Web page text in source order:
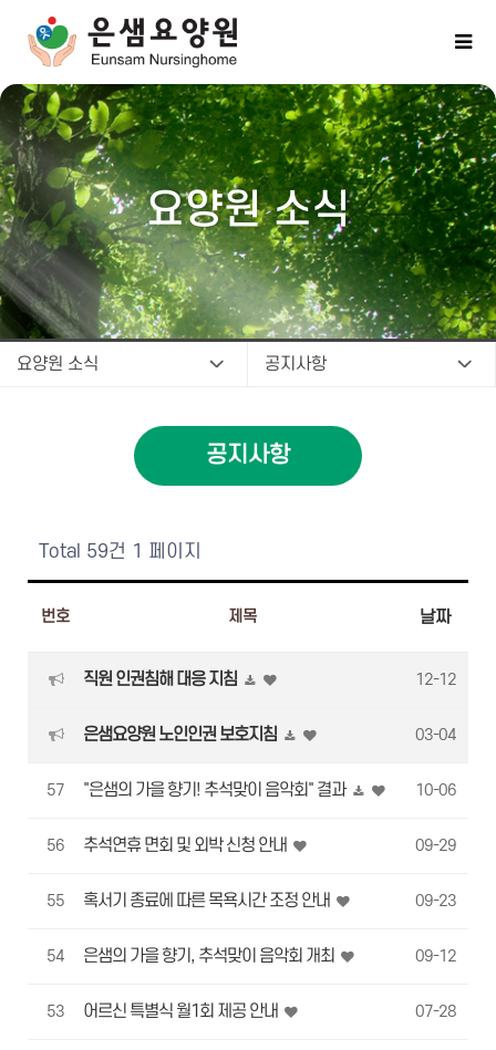
요양원 소식
요양원 소식 공지사항
공지사항
Total 59건 1 페이지
번호 제목 날짜
직원 인권침해 대응 지침 12-12
은샘요양원 노인인권 보호지침 03-04
57 "은샘의 가을 향기! 추석맞이 음악회" 결과 10-06
56 추석연휴 면회 및 외박 신청 안내 09-29
55 혹서기 종료에 따른 목욕시간 조정 안내 09-23
54 은샘의 가을 향기, 추석맞이 음악회 개최 09-12
53 어르신 특별식 월1회 제공 안내 07-28